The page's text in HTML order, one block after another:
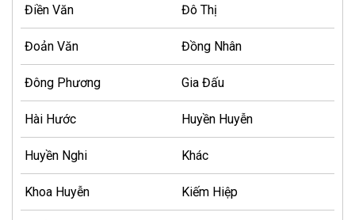
Điền Văn Đô Thị
Đoản Văn Đồng Nhân
Đông Phương Gia Đấu
Hài Hước Huyền Huyễn
Huyền Nghi Khác
Khoa Huyễn Kiếm Hiệp